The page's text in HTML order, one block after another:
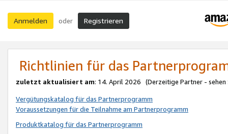
Anmelden oder Registrieren
Richtlinien für das
zuletzt aktualisiert am: 14. April 2026 (Derzeitige Partner - sehen
Vergütungskatalog für das Partnerprogramm
Voraussetzungen für die Teilnahme am Partnerprogramm
Produktkatalog für das Partnerprogramm